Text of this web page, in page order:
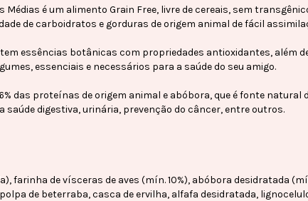
Médias é um alimento Grain Free, livre de cereais, sem
de carboidratos e gorduras de origem animal de fácil
essências botânicas com propriedades antioxidantes, além
essenciais e necessários para a saúde do seu amigo.
das proteínas de origem animal e abóbora, que é fonte
digestiva, urinária, prevenção do câncer, entre outros.
farinha de vísceras de aves (mín. 10%), abóbora desidratada
de beterraba, casca de ervilha, alfafa desidratada,